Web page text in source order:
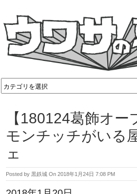
【180124葛飾オー
モンチッチがいる
ェ
Posted by 黒鉄城 On 2018年1月24日 7:08 PM